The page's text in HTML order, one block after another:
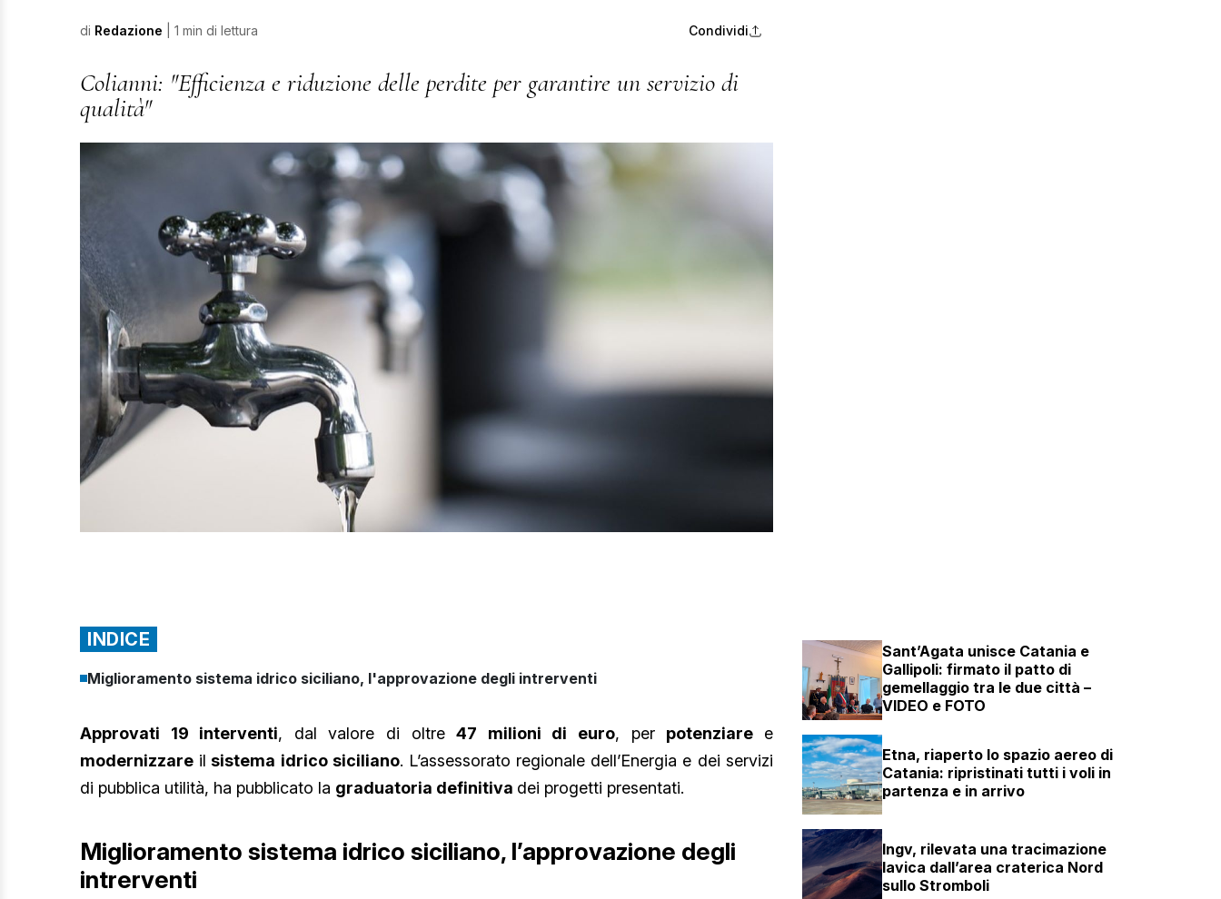
di Redazione | 1 min di lettura Condividi
Colianni: "Efficienza e riduzione delle perdite per garantire un servizio di
qualità"
INDICE
Miglioramento sistema idrico siciliano, l'approvazione degli intrerventi
Approvati 19 interventi, dal valore di oltre47 milioni di euro, per potenziare e
modernizzare il sistema idrico siciliano. L’assessorato regionale dell’Energia e dei servizi
di pubblica utilità, ha pubblicato la graduatoria definitiva dei progetti presentati.
Miglioramento sistema idrico siciliano, l’approvazione degli
intrerventi
Sant’Agata unisce Catania e
Gallipoli: firmato il patto di
gemellaggio tra le due città –
VIDEO e FOTO
Etna, riaperto lo spazio aereo di
Catania: ripristinati tutti i voli in
partenza e in arrivo
Ingv, rilevata una tracimazione
lavica dall’area craterica Nord
sullo Stromboli